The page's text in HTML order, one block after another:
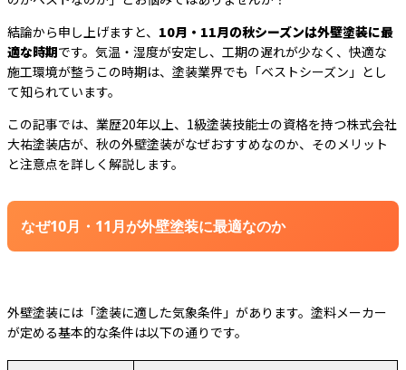
結論から申し上げますと、 10月・11月の秋シーズンは外壁塗装に最
適な時期です。気温・湿度が安定し、工期の遅れが少なく、快適な
施工環境が整うこの時期は、塗装業界でも「ベストシーズン」とし
て知られています。
この記事では、業歴20年以上、1級塗装技能士の資格を持つ株式会社
大祐塗装店が、秋の外壁塗装がなぜおすすめなのか、そのメリット
と注意点を詳しく解説します。
なぜ10月・11月が外壁塗装に最適なのか
外壁塗装には「塗装に適した気象条件」があります。塗料メーカー
が定める基本的な条件は以下の通りです。